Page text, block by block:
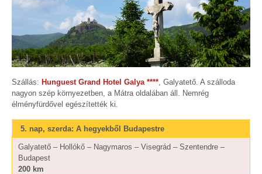
Szállás: Hunguest Grand Hotel Galya **** , Galyatető. A szálloda
nagyon szép környezetben, a Mátra oldalában áll. Nemrég
élményfürdővel egészítették ki.
5. nap, szerda: A hegyekből Budapestre
Galyatető – Hollókő – Nagymaros – Visegrád – Szentendre –
Budapest
200 km